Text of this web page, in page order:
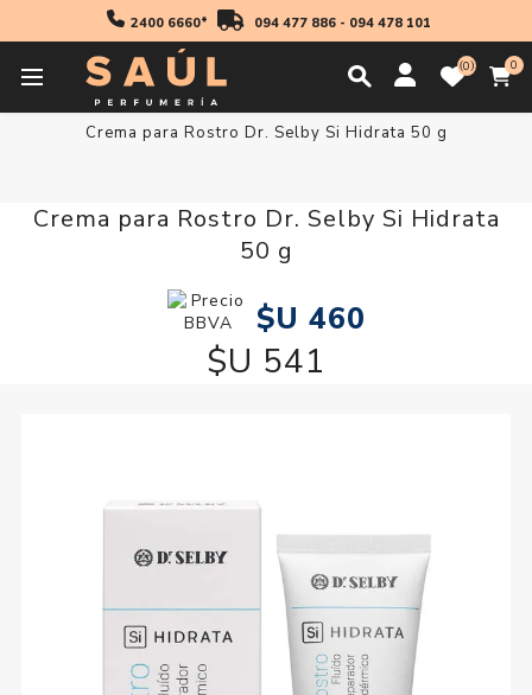
2400 6660* 094 477 886- 094 478 101
0 0
Inicio
Crema para Rostro Dr. Selby Si Hidrata 50 g
Crema para Rostro Dr. Selby Si Hidrata
50 g
$U 460
$U 541